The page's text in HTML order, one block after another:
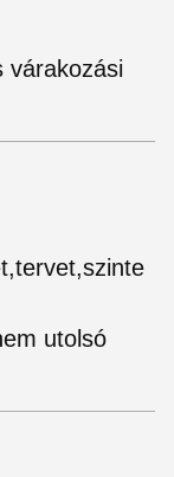
várakozási
utolsó